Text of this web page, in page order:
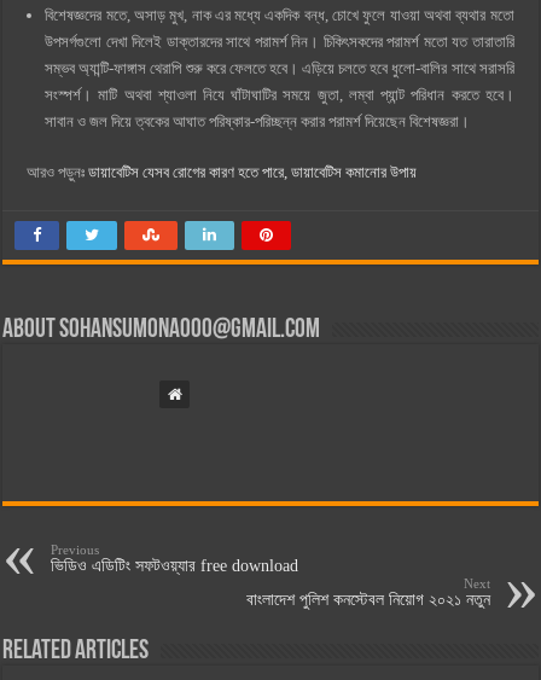
বিশেষজ্ঞদের মতে, অসাড় মুখ, নাক এর মধ্যে একদিক বন্ধ, চোখে ফুলে যাওয়া অথবা ব্যথার মতো
উপসর্গগুলো দেখা দিলেই ডাক্তারদের সাথে পরামর্শ নিন। চিকিৎসকদের পরামর্শ মতো যত তারাতারি
সম্ভব অ্যান্টি-ফাঙ্গাস থেরাপি শুরু করে ফেলতে হবে। এড়িয়ে চলতে হবে ধুলো-বালির সাথে সরাসরি
সংস্পর্শ। মাটি অথবা শ্যাওলা নিযে ঘাঁটাঘাটির সময়ে জুতা, লম্বা প্যান্ট পরিধান করতে হবে।
সাবান ও জল দিয়ে ত্বকের আঘাত পরিষ্কার-পরিচ্ছন্ন করার পরামর্শ দিয়েছেন বিশেষজ্ঞরা।
আরও পড়ুনঃডায়াবেটিস যেসব রোগের কারণ হতে পারে, ডায়াবেটিস কমানোর উপায়
Aboutsohansumona000@gmail.com
Previous
ভিডিও এডিটিং সফটওয়্যার free download
Next
বাংলাদেশ পুলিশ কনস্টেবল নিয়োগ ২০২১ নতুন
Related Articles